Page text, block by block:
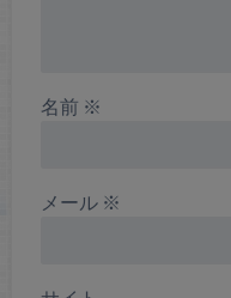
名前 ※
メール ※